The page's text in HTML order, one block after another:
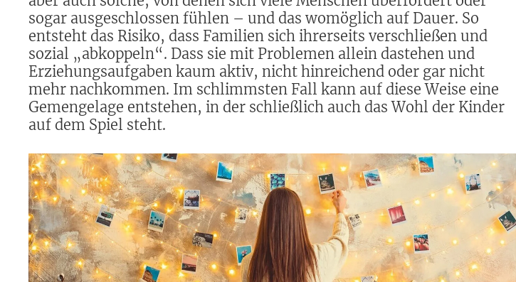
sogar ausgeschlossen fühlen – und das womöglich auf Dauer. So
entsteht das Risiko, dass Familien sich ihrerseits verschließen und
sozial „abkoppeln“. Dass sie mit Problemen allein dastehen und
Erziehungsaufgaben kaum aktiv, nicht hinreichend oder gar nicht
mehr nachkommen. Im schlimmsten Fall kann auf diese Weise eine
Gemengelage entstehen, in der schließlich auch das Wohl der Kinder
auf dem Spiel steht.